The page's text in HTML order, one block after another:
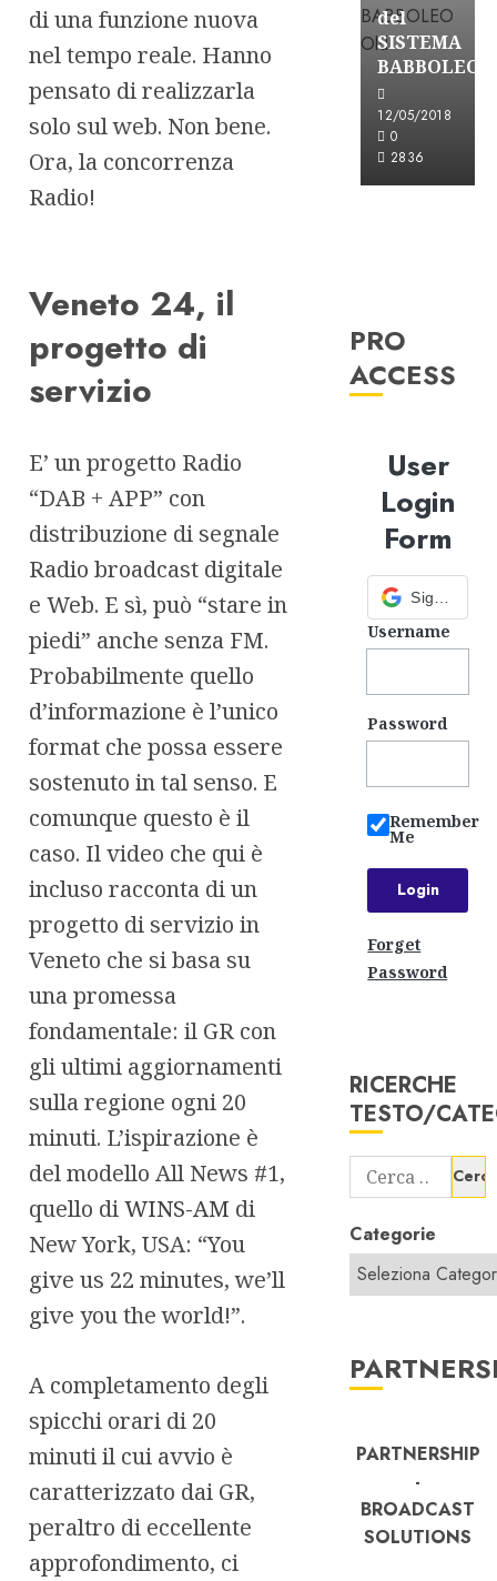
di una funzione nuova
nel tempo reale. Hanno
pensato di realizzarla
solo sul web. Non bene.
Ora, la concorrenza
Radio!
Veneto 24, il
progetto di
servizio
E’ un progetto Radio
“DAB + APP” con
distribuzione di segnale
Radio broadcast digitale
e Web. E sì, può “stare in
piedi” anche senza FM.
Probabilmente quello
d’informazione è l’unico
format che possa essere
sostenuto in tal senso. E
comunque questo è il
caso. Il video che qui è
incluso racconta di un
progetto di servizio in
Veneto che si basa su
una promessa
fondamentale: il GR con
gli ultimi aggiornamenti
sulla regione ogni 20
minuti. L’ispirazione è
del modello All News #1,
quello diWINS-AM di
New York, USA: “You
give us 22 minutes, we’ll
give you the world!”.
A completamento degli
spicchi orari di 20
minuti il cui avvio è
caratterizzato dai GR,
peraltro di eccellente
approfondimento, ci
del
SISTEMA
BABBOLEO
12/05/2018
0
2836
PRO
ACCESS
User
Login
Form
Username
Password
Remember
Me
Forget
Password
RICERCHE
TESTO/
Ricerca
per:
Categorie
PARTNERSHIP
-
BROADCAST
SOLUTIONS